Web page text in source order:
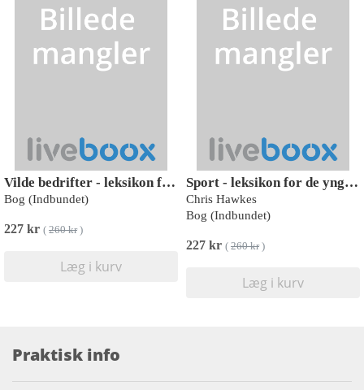
Vilde bedrifter - leksikon for de yngste
Bog (Indbundet)
227 kr ( 260 kr)
Læg i kurv
Sport - leksikon for de yngste
Chris Hawkes
Bog (Indbundet)
227 kr ( 260 kr)
Læg i kurv
Praktisk info